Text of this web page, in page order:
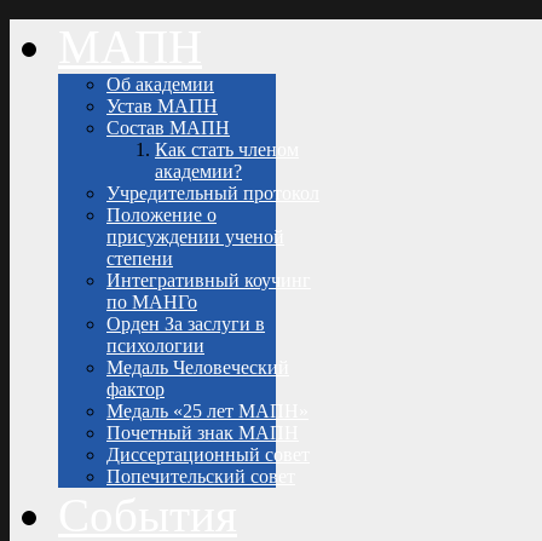
Об академии
Устав МАПН
Состав МАПН
Как стать членом
академии?
Учредительный протокол
Положение о
присуждении ученой
степени
Интегративный коучинг
по МАНГо
Орден За заслуги в
психологии
Медаль Человеческий
фактор
Медаль «25 лет МАПН»
Почетный знак МАПН
Диссертационный совет
Попечительский совет